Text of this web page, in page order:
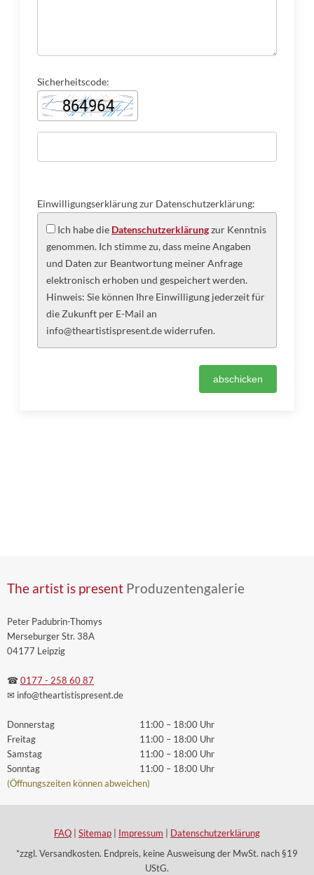
Sicherheitscode:
Einwilligungserklärung zur Datenschutzerklärung:
Ich habe die Datenschutzerklärungzur Kenntnis
genommen. Ich stimme zu, dass meine Angaben
und Daten zur Beantwortung meiner Anfrage
elektronisch erhoben und gespeichert werden.
Hinweis: Sie können Ihre Einwilligung jederzeit für
die Zukunft per E-Mail an
info@theartistispresent.de widerrufen.
The artist is present Produzentengalerie
Peter Padubrin-Thomys
Merseburger Str. 38A
04177 Leipzig
☎ 0177 - 258 60 87
✉ info@theartistispresent.de
Donnerstag
Freitag
Samstag
Sonntag
11:00 – 18:00 Uhr
11:00 – 18:00 Uhr
11:00 – 18:00 Uhr
11:00 – 18:00 Uhr
(Öffnungszeiten können abweichen)
FAQ Sitemap Impressum
Datenschutzerklärung
*zzgl. Versandkosten. Endpreis, keine Ausweisung der MwSt. nach §19
UStG.